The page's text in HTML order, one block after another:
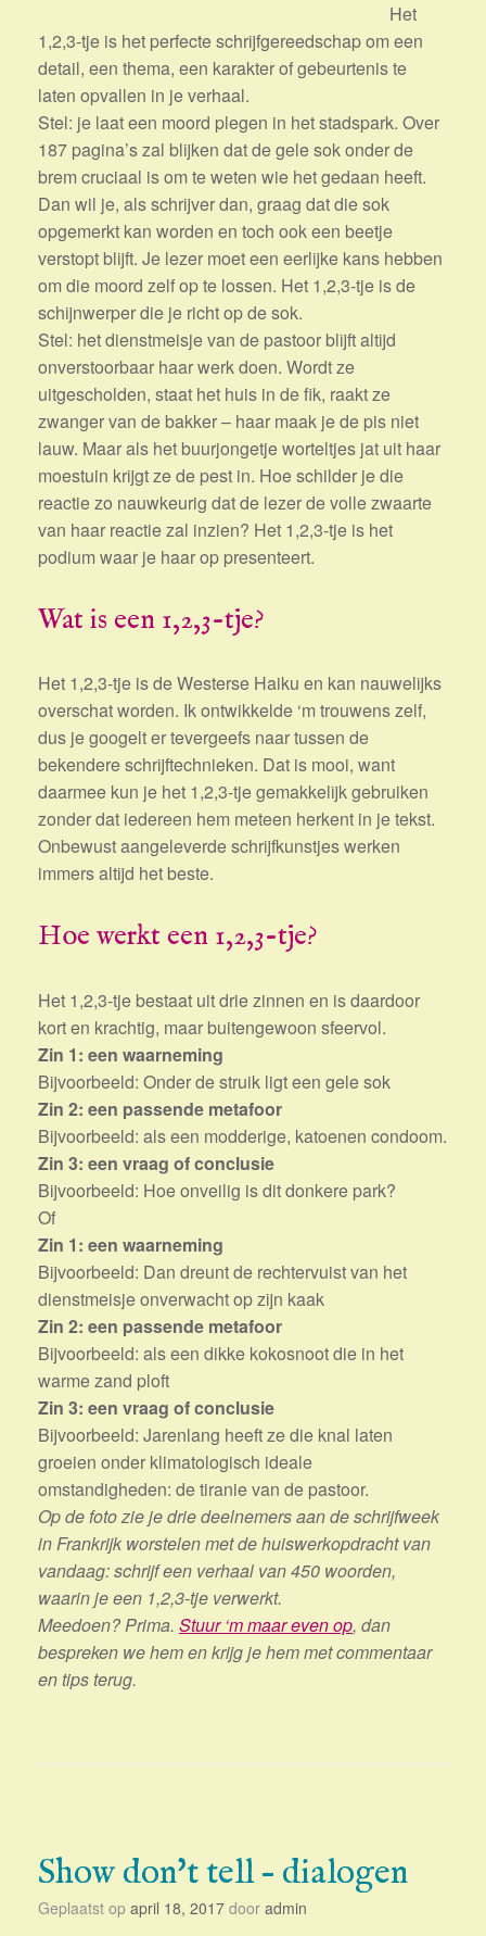
Het
1,2,3-tje is het perfecte schrijfgereedschap om een
detail, een thema, een karakter of gebeurtenis te
laten opvallen in je verhaal.
Stel: je laat een moord plegen in het stadspark. Over
187 pagina’s zal blijken dat de gele sok onder de
brem cruciaal is om te weten wie het gedaan heeft.
Dan wil je, als schrijver dan, graag dat die sok
opgemerkt kan worden en toch ook een beetje
verstopt blijft. Je lezer moet een eerlijke kans hebben
om die moord zelf op te lossen. Het 1,2,3-tje is de
schijnwerper die je richt op de sok.
Stel: het dienstmeisje van de pastoor blijft altijd
onverstoorbaar haar werk doen. Wordt ze
uitgescholden, staat het huis in de fik, raakt ze
zwanger van de bakker – haar maak je de pis niet
lauw. Maar als het buurjongetje worteltjes jat uit haar
moestuin krijgt ze de pest in. Hoe schilder je die
reactie zo nauwkeurig dat de lezer de volle zwaarte
van haar reactie zal inzien? Het 1,2,3-tje is het
podium waar je haar op presenteert.
Wat is een 1,2,3-tje?
Het 1,2,3-tje is de Westerse Haiku en kan nauwelijks
overschat worden. Ik ontwikkelde ‘m trouwens zelf,
dus je googelt er tevergeefs naar tussen de
bekendere schrijftechnieken. Dat is mooi, want
daarmee kun je het 1,2,3-tje gemakkelijk gebruiken
zonder dat iedereen hem meteen herkent in je tekst.
Onbewust aangeleverde schrijfkunstjes werken
immers altijd het beste.
Hoe werkt een 1,2,3-tje?
Het 1,2,3-tje bestaat uit drie zinnen en is daardoor
kort en krachtig, maar buitengewoon sfeervol.
Zin 1: een waarneming
Bijvoorbeeld: Onder de struik ligt een gele sok
Zin 2: een passende metafoor
Bijvoorbeeld: als een modderige, katoenen condoom.
Zin 3: een vraag of conclusie
Bijvoorbeeld: Hoe onveilig is dit donkere park?
Of
Zin 1: een waarneming
Bijvoorbeeld: Dan dreunt de rechtervuist van het
dienstmeisje onverwacht op zijn kaak
Zin 2: een passende metafoor
Bijvoorbeeld: als een dikke kokosnoot die in het
warme zand ploft
Zin 3: een vraag of conclusie
Bijvoorbeeld: Jarenlang heeft ze die knal laten
groeien onder klimatologisch ideale
omstandigheden: de tiranie van de pastoor.
Op de foto zie je drie deelnemers aan de schrijfweek
in Frankrijk worstelen met de huiswerkopdracht van
vandaag: schrijf een verhaal van 450 woorden,
waarin je een 1,2,3-tje verwerkt.
Meedoen? Prima. Stuur ‘m maar even op, dan
bespreken we hem en krijg je hem met commentaar
en tips terug.
Show don't tell – dialogen
Geplaatst op april 18, 2017 door admin